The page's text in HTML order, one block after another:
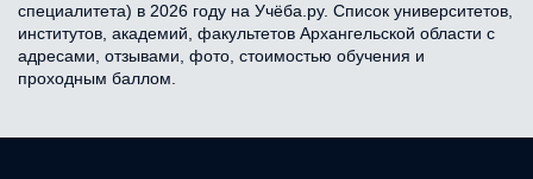
специалитета) в 2026 году на Учёба.ру. Список университетов,
институтов, академий, факультетов Архангельской области с
адресами, отзывами, фото, стоимостью обучения и
проходным баллом.